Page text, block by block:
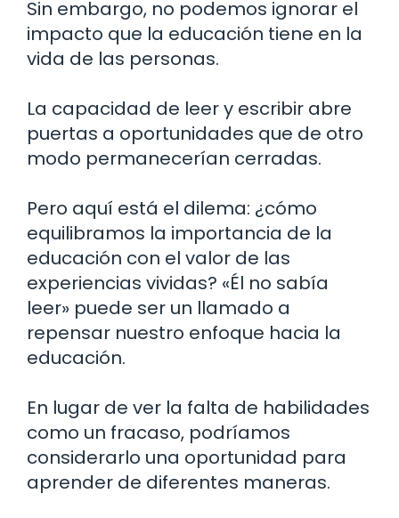
Sin embargo, no podemos ignorar el
impacto que la educación tiene en la
vida de las personas.
La capacidad de leer y escribir abre
puertas a oportunidades que de otro
modo permanecerían cerradas.
Pero aquí está el dilema: ¿cómo
equilibramos la importancia de la
educación con el valor de las
experiencias vividas? «Él no sabía
leer» puede ser un llamado a
repensar nuestro enfoque hacia la
educación.
En lugar de ver la falta de habilidades
como un fracaso, podríamos
considerarlo una oportunidad para
aprender de diferentes maneras.